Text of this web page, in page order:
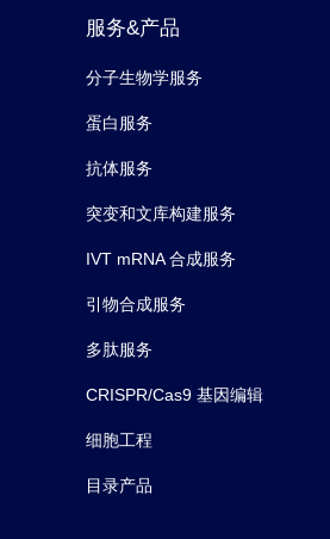
服务&产品
分子生物学服务
蛋白服务
抗体服务
突变和文库构建服务
IVT mRNA 合成服务
引物合成服务
多肽服务
CRISPR/Cas9 基因编辑
细胞工程
目录产品